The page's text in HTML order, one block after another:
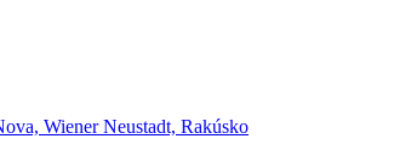
Wiener Neustadt, Rakúsko